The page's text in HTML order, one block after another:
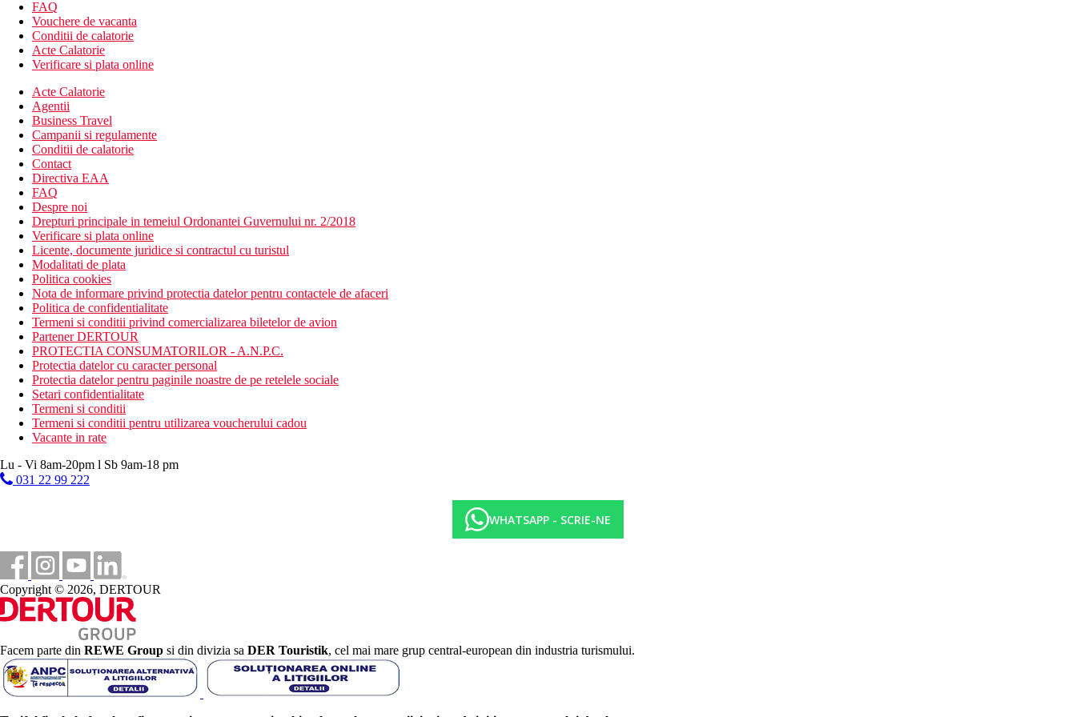
Wi-Fi la receptie (gratuit)
magazin cu suveniruri
seif
bar langa piscina
piscina cu tobogane
piscina pentru copii
mini club (pentru copii 4-12 ani)
Descrierea plajei
nisipos la cca 200 m de hotel
umbrele si sezlonguri gratuite
Activitati gratuite
programe de animatie
tenis de masa
petanque
darts
aerobic
polo pe apa
Activitati contra cost
sporturi acvatice pe plaja
hamam
masaje
Mese
All Inclusive
Mic dejun, pranz si cina tip bufet
Gustari usoare in timpul zilei
Cantitate nelimitata de bauturi nealcoolice si alcoolice de productie locala la robinet (10.00-23.00)
Categoria oficiala
2 km
Centrul orasului
100 km
Distanta de cel mai apropiat aeroport
2 km
Magazine
200 m
FAQ
Vouchere de vacanta
Conditii de calatorie
Acte Calatorie
Verificare si plata online
Acte Calatorie
Agentii
Business Travel
Campanii si regulamente
Conditii de calatorie
Contact
Directiva EAA
FAQ
Despre noi
Drepturi principale in temeiul Ordonantei Guvernului nr. 2/2018
Verificare si plata online
Licente, documente juridice si contractul cu turistul
Modalitati de plata
Politica cookies
Nota de informare privind protectia datelor pentru contactele de afaceri
Politica de confidentialitate
Termeni si conditii privind comercializarea biletelor de avion
Partener DERTOUR
PROTECTIA CONSUMATORILOR - A.N.P.C.
Protectia datelor cu caracter personal
Protectia datelor pentru paginile noastre de pe retelele sociale
Setari confidentialitate
Termeni si conditii
Termeni si conditii pentru utilizarea voucherului cadou
Vacante in rate
Lu - Vi 8am-20pm l Sb 9am-18 pm
031 22 99 222
WHATSAPP - SCRIE-NE
Copyright © 2026, DERTOUR
Facem parte din REWE Group si din divizia sa DER Touristik, cel mai mare grup central-european din industria turismului.